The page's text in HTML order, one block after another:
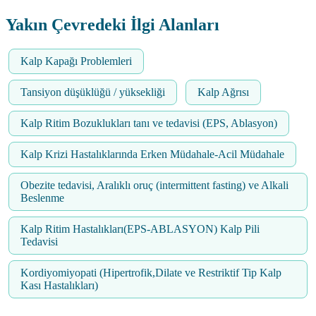
Yakın Çevredeki İlgi Alanları
Kalp Kapağı Problemleri
Tansiyon düşüklüğü / yüksekliği Kalp Ağrısı
Kalp Ritim Bozuklukları tanı ve tedavisi (EPS, Ablasyon)
Kalp Krizi Hastalıklarında Erken Müdahale-Acil Müdahale
Obezite tedavisi, Aralıklı oruç (intermittent fasting) ve Alkali
Beslenme
Kalp Ritim Hastalıkları(EPS-ABLASYON) Kalp Pili
Tedavisi
Kordiyomiyopati (Hipertrofik,Dilate ve Restriktif Tip Kalp
Kası Hastalıkları)